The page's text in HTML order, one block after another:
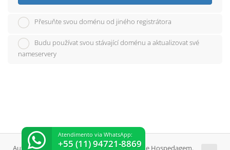
Přesuňte svou doménu od jiného registrátora
Budu používat svou stávající doménu a aktualizovat své
nameservery
Autorská práva © 2026 SejaHost Streaming e Hospedagem.
Atendimento via WhatsApp:
+55 (11) 94721-8869